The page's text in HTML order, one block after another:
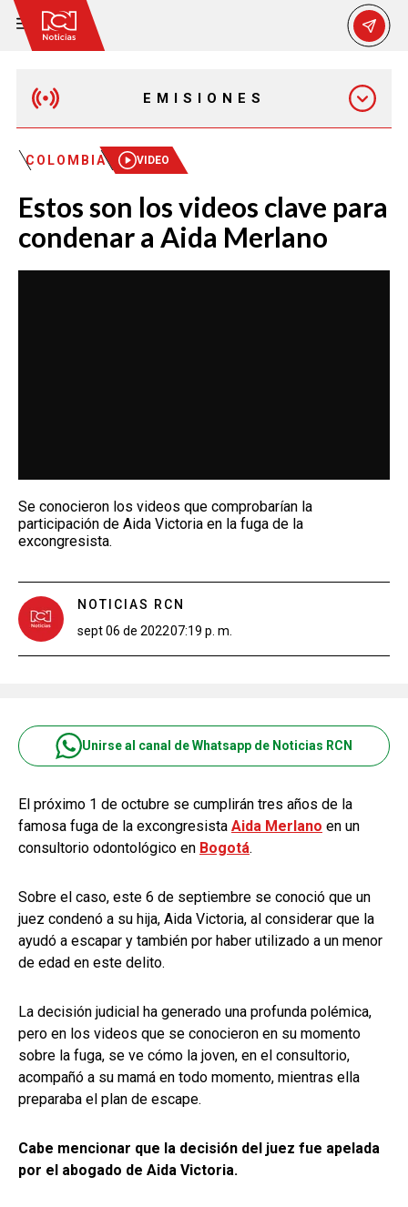
EMISIONES
MAÑANA EXPRESS
EMISIÓN 12:30 PM
EMISIÓN 7:00 PM
COLOMBIA VIDEO
Estos son los videos clave para
condenar a Aida Merlano
Se conocieron los videos que comprobarían la
participación de Aida Victoria en la fuga de la
excongresista.
NOTICIAS RCN
sept 06 de 202207:19 p. m.
Unirse al canal de Whatsapp de Noticias RCN
El próximo 1 de octubre se cumplirán tres años de la
famosa fuga de la excongresista Aida Merlano en un
consultorio odontológico en Bogotá.
Sobre el caso, este 6 de septiembre se conoció que un
juez condenó a su hija, Aida Victoria, al considerar que la
ayudó a escapar y también por haber utilizado a un menor
de edad en este delito.
La decisión judicial ha generado una profunda polémica,
pero en los videos que se conocieron en su momento
sobre la fuga, se ve cómo la joven, en el consultorio,
acompañó a su mamá en todo momento, mientras ella
preparaba el plan de escape.
Cabe mencionar que la decisión del juez fue apelada
por el abogado de Aida Victoria.